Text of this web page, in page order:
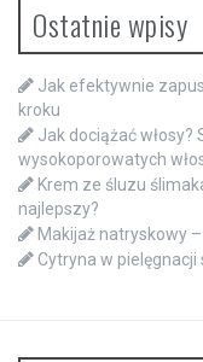
Ostatnie wpisy
Jak efektywnie
kroku
Jak dociążać
wysokoporowatych
Krem ze śluzu
najlepszy?
Makijaż natryskowy
Cytryna w